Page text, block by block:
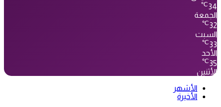
34
℃
الجمعة
32
℃
السبت
33
℃
الأحد
35
℃
الأثنين
الأشهر
الأخيرة